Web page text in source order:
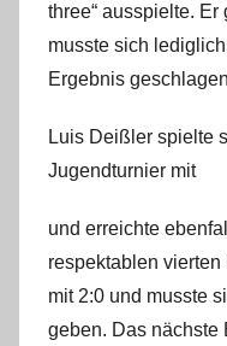
three“ ausspielte.
musste sich
Ergebnis
Luis Deißler spielte
Jugendturnier mit
und erreichte
respektablen
mit 2:0 und musste
geben. Das nächste